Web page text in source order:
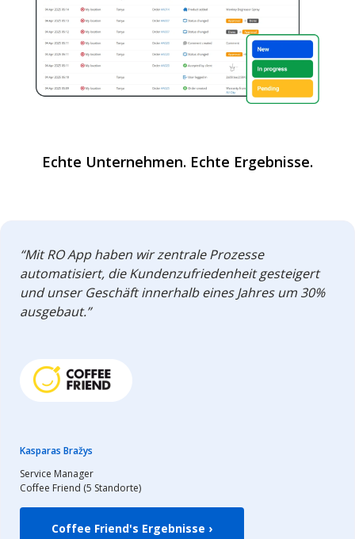
Echte Unternehmen. Echte Ergebnisse.
“Mit RO App haben wir zentrale Prozesse
automatisiert, die Kundenzufriedenheit gesteigert
und unser Geschäft innerhalb eines Jahres um 30%
ausgebaut.”
Kasparas Bražys
Service Manager
Coffee Friend (5 Standorte)
Coffee Friend's Ergebnisse ›